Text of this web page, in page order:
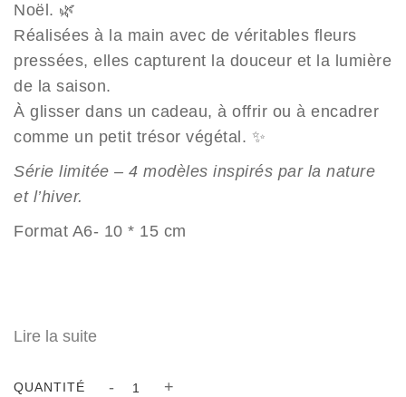
Noël. 🌿
Réalisées à la main avec de véritables fleurs
pressées, elles capturent la douceur et la lumière
de la saison.
À glisser dans un cadeau, à offrir ou à encadrer
comme un petit trésor végétal. ✨
Série limitée – 4 modèles inspirés par la nature
et l’hiver.
Format A6- 10 * 15 cm
Lire la suite
QUANTITÉ - Quantité
+